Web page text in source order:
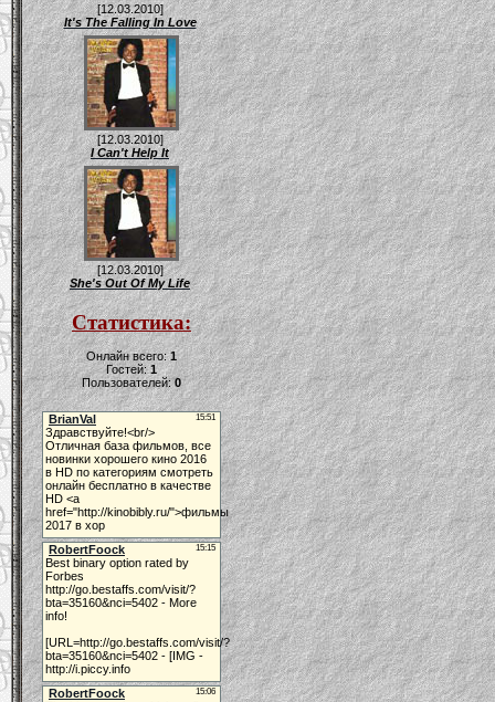
[12.03.2010]
It's The Falling In Love
[12.03.2010]
I Can't Help It
[12.03.2010]
She's Out Of My Life
Статистика:
Онлайн всего:1
Гостей:1
Пользователей:0